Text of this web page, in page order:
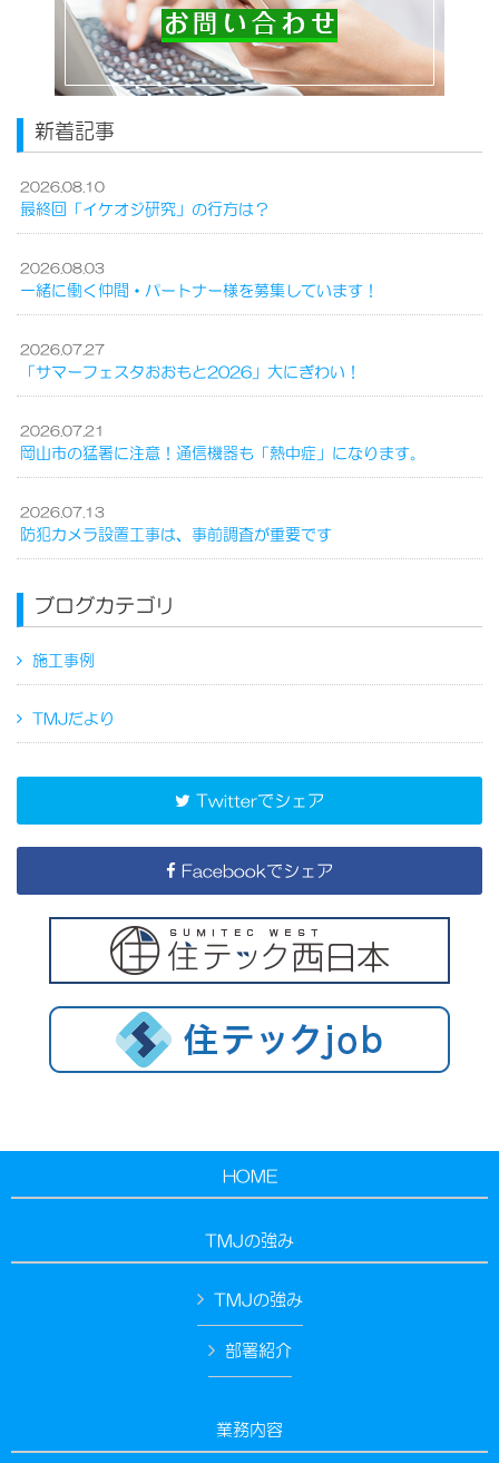
新着記事
2026.08.10
最終回「イケオジ研究」の行方は？
2026.08.03
一緒に働く仲間・パートナー様を募集しています！
2026.07.27
「サマーフェスタおおもと2026」大にぎわい！
2026.07.21
岡山市の猛暑に注意！通信機器も「熱中症」になります。
2026.07.13
防犯カメラ設置工事は、事前調査が重要です
ブログカテゴリ
施工事例
TMJだより
Twitterでシェア
Facebookでシェア
HOME
TMJの強み
TMJの強み
部署紹介
業務内容